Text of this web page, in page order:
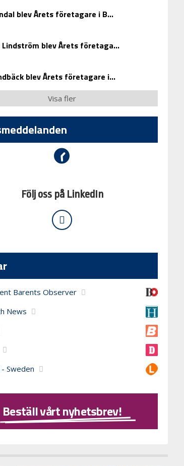
blev Årets företagare i B...
blev Årets företaga...
blev Årets företagare i...
Visa fler
Följ oss på LinkedIn
Barents Observer
News
Sweden
Beställ vårt nyhetsbrev!